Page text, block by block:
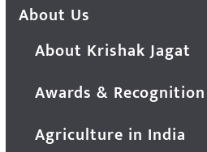
About Us
About Krishak Jagat
Awards & Recognition
Agriculture in India